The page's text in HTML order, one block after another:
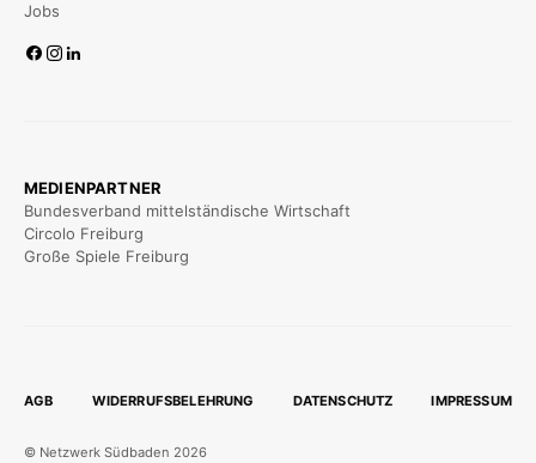
Jobs
MEDIENPARTNER
Bundesverband mittelständische Wirtschaft
Circolo Freiburg
Große Spiele Freiburg
AGB WIDERRUFSBELEHRUNG DATENSCHUTZ IMPRESSUM
© Netzwerk Südbaden 2026